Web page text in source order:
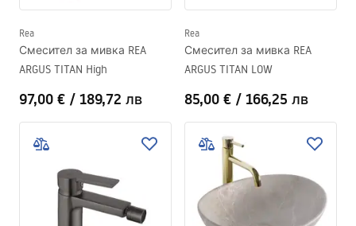
Rea
Смесител за мивка REA
ARGUS TITAN High
97,00 € / 189,72 лв
Rea
Смесител за мивка REA
ARGUS TITAN LOW
85,00 € / 166,25 лв